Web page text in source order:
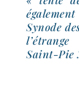
Synode
Saint-​Pie